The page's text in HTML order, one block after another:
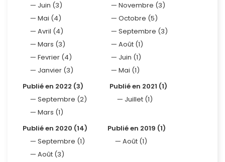
Juin (3)
Mai (4)
Avril (4)
Mars (3)
Fevrier (4)
Janvier (3)
Novembre (3)
Octobre (5)
Septembre (3)
Août (1)
Juin (1)
Mai (1)
Publié en 2022 (3)
Septembre (2)
Mars (1)
Publié en 2021 (1)
Juillet (1)
Publié en 2020 (14)
Septembre (1)
Août (3)
Publié en 2019 (1)
Août (1)